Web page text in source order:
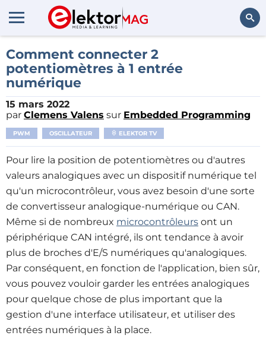
Comment connecter 2
potentiomètres à 1 entrée
numérique
15 mars 2022
par Clemens Valens sur Embedded Programming
PWM OSCILLATEUR ELEKTOR TV
Pour lire la position de potentiomètres ou d'autres
valeurs analogiques avec un dispositif numérique tel
qu'un microcontrôleur, vous avez besoin d'une sorte
de convertisseur analogique-numérique ou CAN.
Même si de nombreux microcontrôleurs ont un
périphérique CAN intégré, ils ont tendance à avoir
plus de broches d'E/S numériques qu'analogiques.
Par conséquent, en fonction de l'application, bien sûr,
vous pouvez vouloir garder les entrées analogiques
pour quelque chose de plus important que la
gestion d'une interface utilisateur, et utiliser des
entrées numériques à la place.